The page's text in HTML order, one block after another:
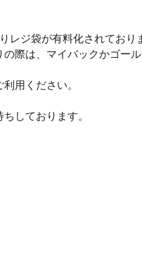
レジ袋が有料化されており
の際は、マイバックかゴー
用ください。
しております。